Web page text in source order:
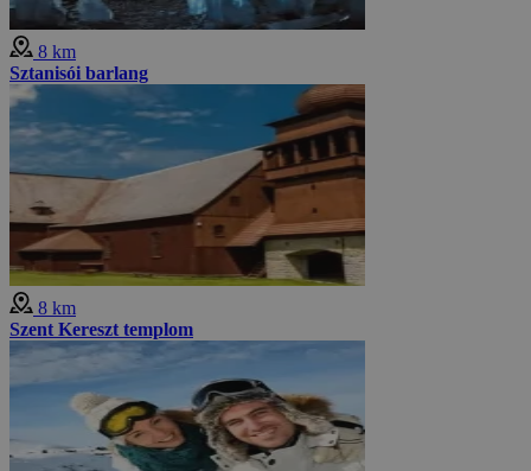
8 km
Sztanisói barlang
8 km
Szent Kereszt templom